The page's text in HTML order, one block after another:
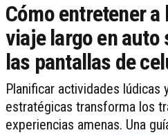
Cómo entretener
viaje largo en auto
las pantallas de
Planificar actividades lúdicas
estratégicas transforma los
experiencias amenas. Una